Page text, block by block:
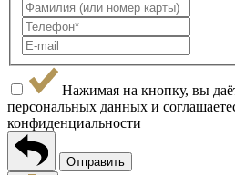
Нажимая на кнопку, вы
персональных данных и
конфиденциальности
Отправить